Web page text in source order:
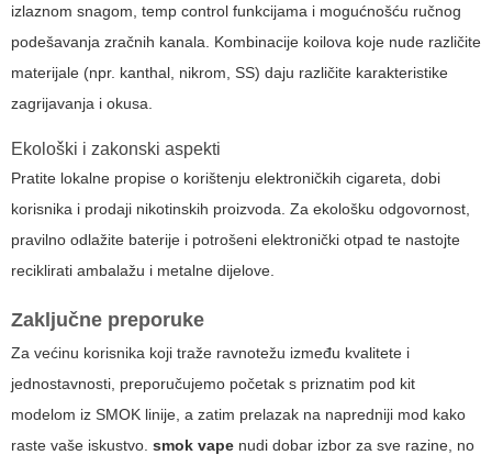
izlaznom snagom, temp control funkcijama i mogućnošću ručnog
podešavanja zračnih kanala. Kombinacije koilova koje nude različite
materijale (npr. kanthal, nikrom, SS) daju različite karakteristike
zagrijavanja i okusa.
Ekološki i zakonski aspekti
Pratite lokalne propise o korištenju elektroničkih cigareta, dobi
korisnika i prodaji nikotinskih proizvoda. Za ekološku odgovornost,
pravilno odlažite baterije i potrošeni elektronički otpad te nastojte
reciklirati ambalažu i metalne dijelove.
Zaključne preporuke
Za većinu korisnika koji traže ravnotežu između kvalitete i
jednostavnosti, preporučujemo početak s priznatim pod kit
modelom iz SMOK linije, a zatim prelazak na napredniji mod kako
raste vaše iskustvo. smok vape nudi dobar izbor za sve razine, no